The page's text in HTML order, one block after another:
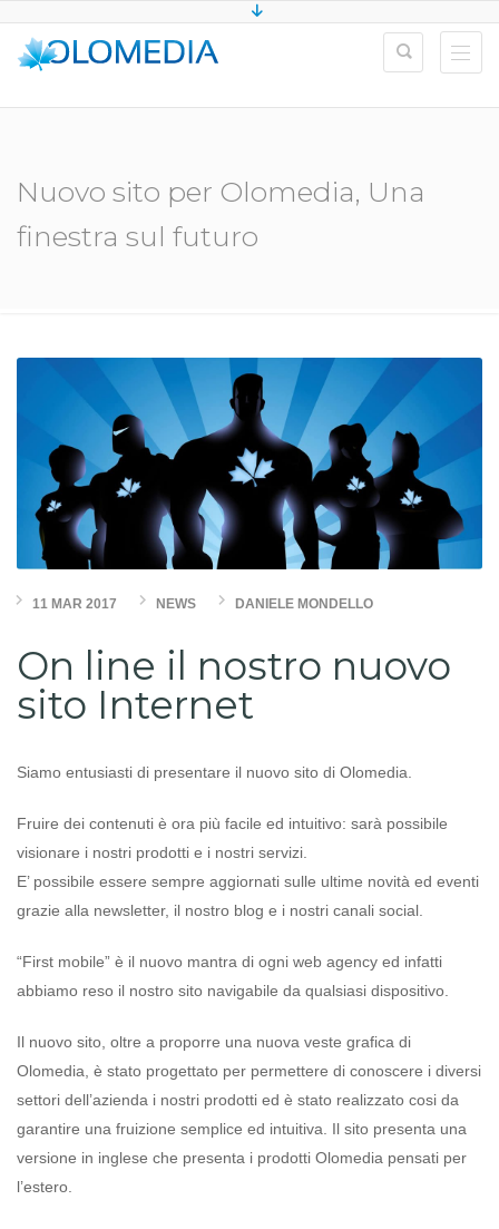
Nuovo sito per Olomedia, Una
finestra sul futuro
11 MAR 2017 NEWS DANIELE MONDELLO
On line il nostro nuovo
sito Internet
Siamo entusiasti di presentare il nuovo sito di Olomedia.
Fruire dei contenuti è ora più facile ed intuitivo: sarà possibile
visionare i nostri prodotti e i nostri servizi.
E’ possibile essere sempre aggiornati sulle ultime novità ed eventi
grazie alla newsletter, il nostro blog e i nostri canali social.
“First mobile” è il nuovo mantra di ogni web agency ed infatti
abbiamo reso il nostro sito navigabile da qualsiasi dispositivo.
Il nuovo sito, oltre a proporre una nuova veste grafica di
Olomedia, è stato progettato per permettere di conoscere i diversi
settori dell’azienda i nostri prodotti ed è stato realizzato cosi da
garantire una fruizione semplice ed intuitiva. Il sito presenta una
versione in inglese che presenta i prodotti Olomedia pensati per
l’estero.